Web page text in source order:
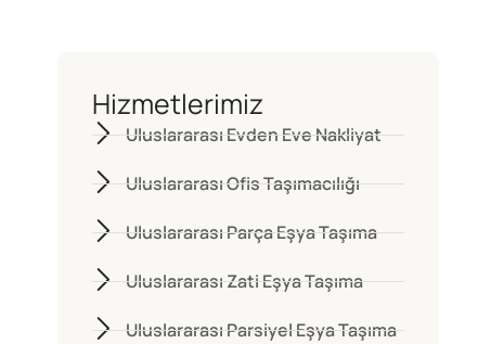
Hizmetlerimiz
Uluslararası Evden Eve Nakliyat
Uluslararası Ofis Taşımacılığı
Uluslararası Parça Eşya Taşıma
Uluslararası Zati Eşya Taşıma
Uluslararası Parsiyel Eşya Taşıma